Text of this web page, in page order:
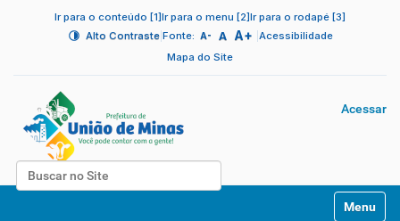
Ir para o conteúdo [1]Ir para o menu [2]Ir para o rodapé [3]
Alto Contraste| Fonte: A- A A+ Acessibilidade
Mapa do Site
Busca
Acessar
Toggle